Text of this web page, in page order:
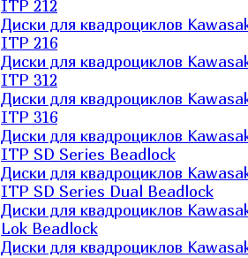
ITP 212
Диски для квадроциклов
ITP 216
Диски для квадроциклов
ITP 312
Диски для квадроциклов
ITP 316
Диски для квадроциклов
ITP SD Series Beadlock
Диски для квадроциклов
ITP SD Series Dual Beadlock
Диски для квадроциклов
Lok Beadlock
Диски для квадроциклов